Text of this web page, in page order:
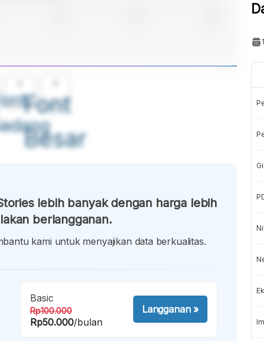
Font
Besar
lebih banyak dengan harga lebih
berlangganan.
kami untuk menyajikan data berkualitas.
Basic
Rp100.000
Rp50.000/bulan
Langganan»